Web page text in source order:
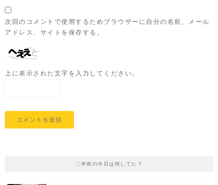
次回のコメントで使用するためブラウザーに自分の名前、メール
アドレス、サイトを保存する。
上に表示された文字を入力してください。
〇年前の今日は何してた？